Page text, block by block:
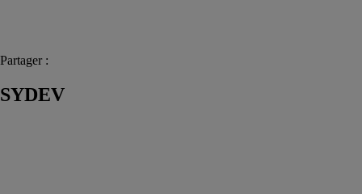
Partager :
SYDEV